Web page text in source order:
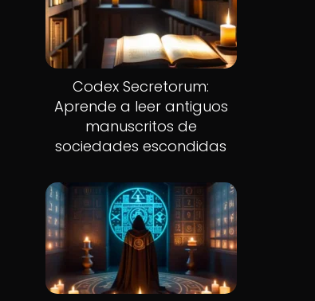
Codex Secretorum:
Aprende a leer antiguos
manuscritos de
sociedades escondidas